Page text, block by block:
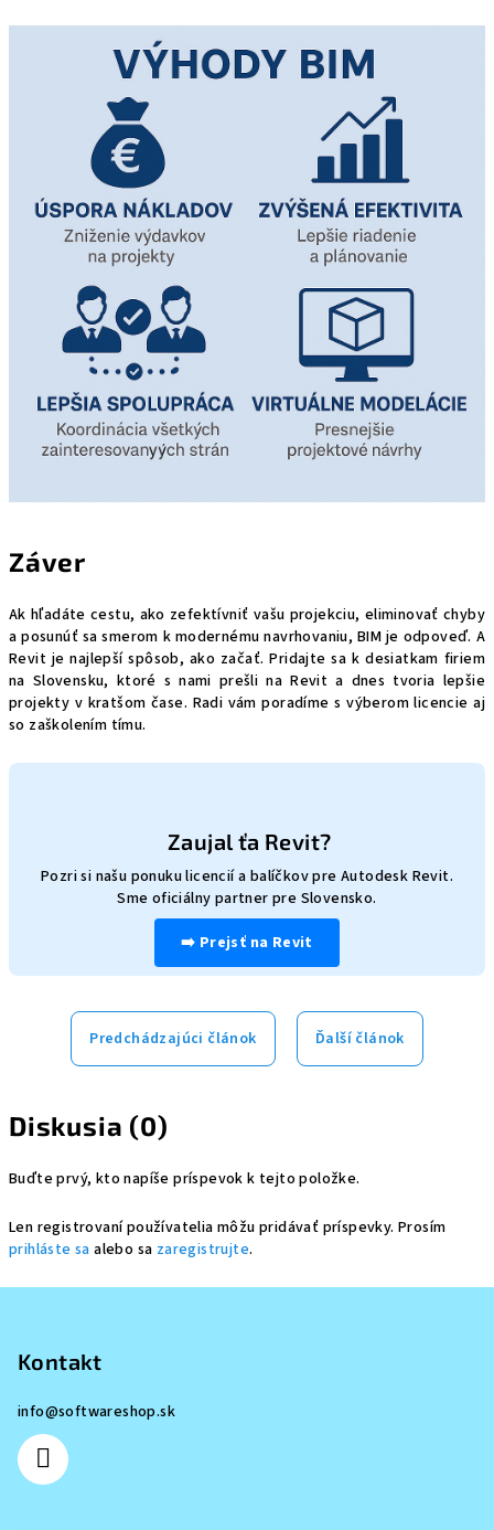
Záver
Ak hľadáte cestu, ako zefektívniť vašu projekciu, eliminovať chyby
a posunúť sa smerom k modernému navrhovaniu, BIM je odpoveď. A
Revit je najlepší spôsob, ako začať. Pridajte sa k desiatkam firiem
na Slovensku, ktoré s nami prešli na Revit a dnes tvoria lepšie
projekty v kratšom čase. Radi vám poradíme s výberom licencie aj
so zaškolením tímu.
Zaujal ťa Revit?
Pozri si našu ponuku licencií a balíčkov pre Autodesk Revit.
Sme oficiálny partner pre Slovensko.
➡️ Prejsť na Revit
Predchádzajúci článok Ďalší článok
Diskusia (0)
Buďte prvý, kto napíše príspevok k tejto položke.
Len registrovaní používatelia môžu pridávať príspevky. Prosím
prihláste sa alebo sa zaregistrujte.
Kontakt
info@softwareshop.sk